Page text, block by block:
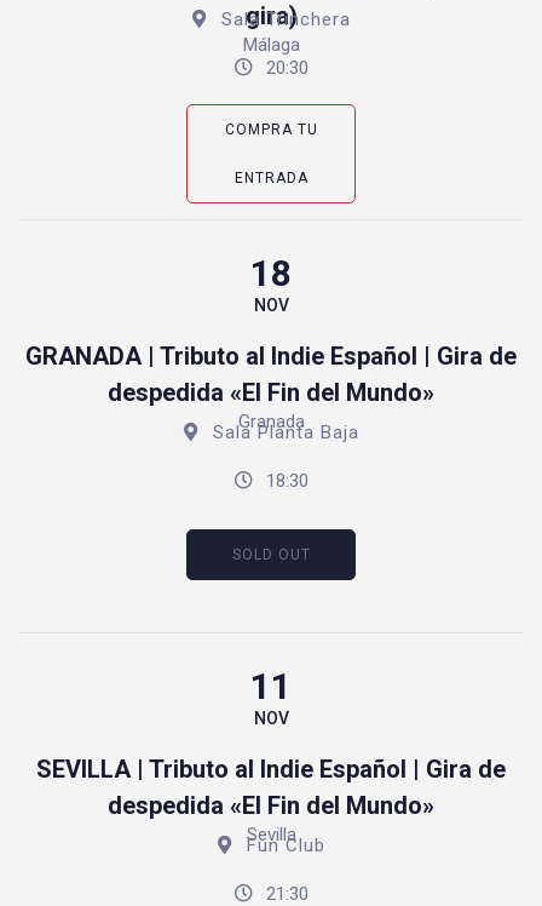
gira)
Málaga
Sala Trinchera
20:30
COMPRA TU
ENTRADA
18
NOV
GRANADA | Tributo al Indie Español | Gira de
despedida «El Fin del Mundo»
Granada
Sala Planta Baja
18:30
SOLD OUT
11
NOV
SEVILLA | Tributo al Indie Español | Gira de
despedida «El Fin del Mundo»
Sevilla
Fun Club
21:30